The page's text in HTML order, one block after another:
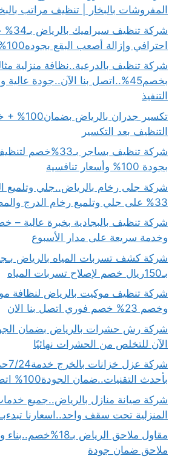
المفروشات بالبخار | تنظيف مراتب
شركة
احترافي وإزالة أصعب البقع بجوده100% اتصل الان
شركة تنظيف بالدرعية..نظافة منزلية
بخصم45%..اتصل بنا الآن..جودة
التنفيذ
التنظيف بعد التكسير
شركة تنظيف بساجر
بجودة 100% وأسعار تنافسية
شركة جلى رخام بالرياض..جلي وتلميع
33% على جلي وتلميع رخام الدرج والمطبخ
شركة تنظيف بالبجادية بخبرة عالية –
وخدمة سريعة على مدار الأسبوع
بـ150ريال خصم لإصلاح تسربات المياه
وخصم 23% خصم فوري اتصل بنا الان
الآن للتخلص من الحشرات نهائيًا
شركة
بأحدث التقنيات..ضمان الجودة100% اتصل الآن
شركة صيانة منازل بالرياض..جميع
المنزلية تحت سقف واحد..اسعارنا تبدءبـ300ريال
مقاول ملاحق الرياض
ملاحق ضمان جودة